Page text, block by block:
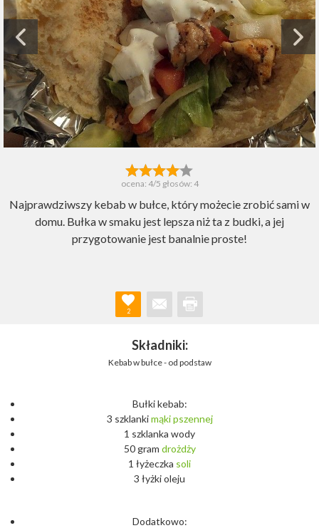
ocena: 4/5 głosów: 4
Najprawdziwszy kebab w bułce, który możecie zrobić sami w
domu. Bułka w smaku jest lepsza niż ta z budki, a jej
przygotowanie jest banalnie proste!
2
Składniki:
Kebab w bułce - od podstaw
Bułki kebab:
3 szklankimąki pszennej
1 szklanka wody
50 gram drożdży
1 łyżeczka soli
3 łyżki oleju
Dodatkowo: